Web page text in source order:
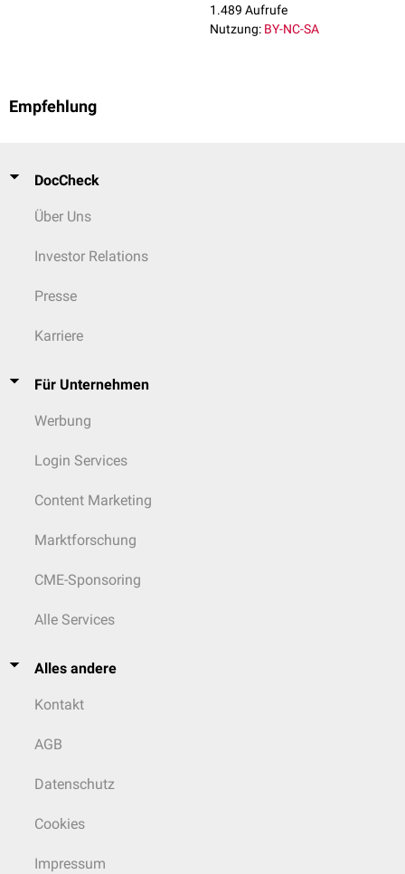
1.489 Aufrufe
Nutzung: BY-NC-SA
Empfehlung
DocCheck
Über Uns
Investor Relations
Presse
Karriere
Für Unternehmen
Werbung
Login Services
Content Marketing
Marktforschung
CME-Sponsoring
Alle Services
Alles andere
Kontakt
AGB
Datenschutz
Cookies
Impressum